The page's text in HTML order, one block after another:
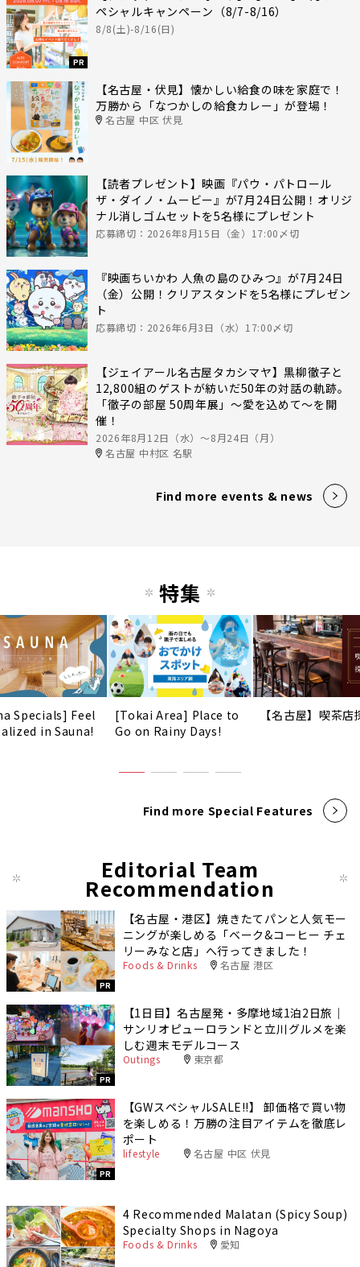
PR
ペシャルキャンペーン（8/7-8/16）
8/8(土)-8/16(日)
【名古屋・伏見】懐かしい給食の味を家庭で！
万勝から「なつかしの給食カレー」が登場！
名古屋 中区 伏見
【読者プレゼント】映画『パウ・パトロール
ザ・ダイノ・ムービー』が7月24日公開！オリジ
ナル消しゴムセットを5名様にプレゼント
応募締切：2026年8月15日（金）17:00〆切
『映画ちいかわ 人魚の島のひみつ』が7月24日
（金）公開！クリアスタンドを5名様にプレゼン
ト
応募締切：2026年6月3日（水）17:00〆切
【ジェイアール名古屋タカシマヤ】黒柳徹子と
12,800組のゲストが紡いだ50年の対話の軌跡。
「徹子の部屋 50周年展」～愛を込めて～を開
催！
2026年8月12日（水）〜8月24日（月）
名古屋 中村区 名駅
Find more events & news
特集
Specials] Feel
in Sauna!
[Tokai Area] Place to
Go on Rainy Days!
【名古屋】喫茶店
Find more Special Features
Editorial Team
Recommendation
PR
【名古屋・港区】焼きたてパンと人気モー
ニングが楽しめる「ベーク&コーヒー チェ
リーみなと店」へ行ってきました！
Foods & Drinks 名古屋 港区
PR
【1日目】名古屋発・多摩地域1泊2日旅｜
サンリオピューロランドと立川グルメを楽
しむ週末モデルコース
Outings 東京都
PR
【GWスペシャルSALE‼︎】 卸価格で買い物
を楽しめる！万勝の注目アイテムを徹底レ
ポート
lifestyle 名古屋 中区 伏見
4 Recommended Malatan (Spicy Soup)
Specialty Shops in Nagoya
Foods & Drinks 愛知